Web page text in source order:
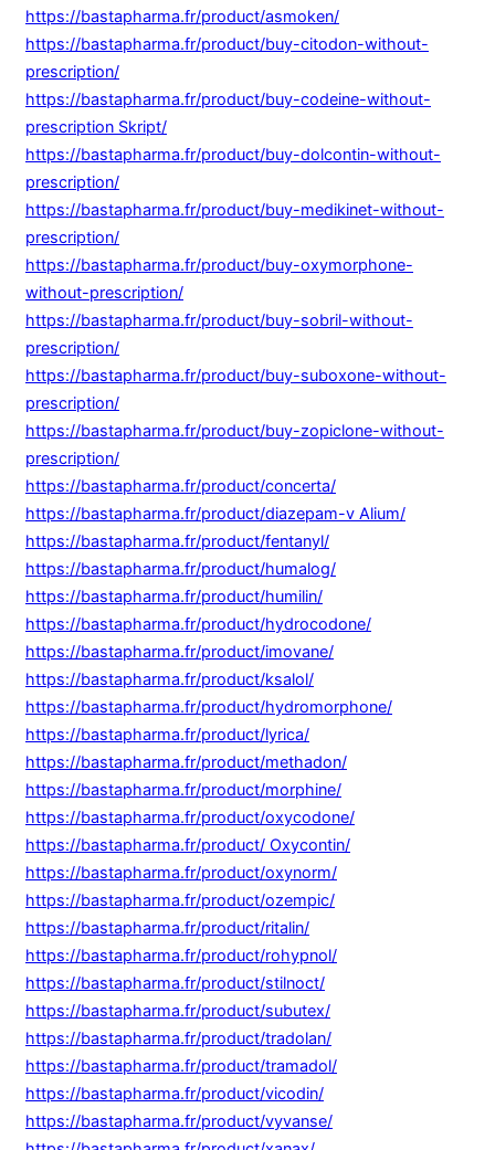
https://bastapharma.fr/product/asmoken/
https://bastapharma.fr/product/buy-citodon-without-
prescription/
https://bastapharma.fr/product/buy-codeine-without-
prescription Skript/
https://bastapharma.fr/product/buy-dolcontin-without-
prescription/
https://bastapharma.fr/product/buy-medikinet-without-
prescription/
https://bastapharma.fr/product/buy-oxymorphone-
without-prescription/
https://bastapharma.fr/product/buy-sobril-without-
prescription/
https://bastapharma.fr/product/buy-suboxone-without-
prescription/
https://bastapharma.fr/product/buy-zopiclone-without-
prescription/
https://bastapharma.fr/product/concerta/
https://bastapharma.fr/product/diazepam-v Alium/
https://bastapharma.fr/product/fentanyl/
https://bastapharma.fr/product/humalog/
https://bastapharma.fr/product/humilin/
https://bastapharma.fr/product/hydrocodone/
https://bastapharma.fr/product/imovane/
https://bastapharma.fr/product/ksalol/
https://bastapharma.fr/product/hydromorphone/
https://bastapharma.fr/product/lyrica/
https://bastapharma.fr/product/methadon/
https://bastapharma.fr/product/morphine/
https://bastapharma.fr/product/oxycodone/
https://bastapharma.fr/product/ Oxycontin/
https://bastapharma.fr/product/oxynorm/
https://bastapharma.fr/product/ozempic/
https://bastapharma.fr/product/ritalin/
https://bastapharma.fr/product/rohypnol/
https://bastapharma.fr/product/stilnoct/
https://bastapharma.fr/product/subutex/
https://bastapharma.fr/product/tradolan/
https://bastapharma.fr/product/tramadol/
https://bastapharma.fr/product/vicodin/
https://bastapharma.fr/product/vyvanse/